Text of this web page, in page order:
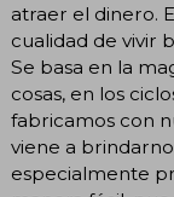
atraer el dinero.
cualidad de vivir
Se basa en la
cosas, en los
fabricamos con
viene a
especialmente